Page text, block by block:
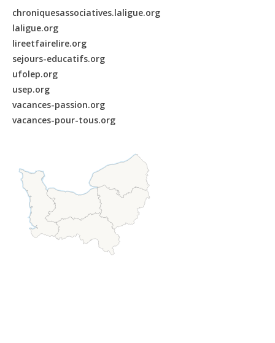
chroniquesassociatives.laligue.org
laligue.org
lireetfairelire.org
sejours-educatifs.org
ufolep.org
usep.org
vacances-passion.org
vacances-pour-tous.org